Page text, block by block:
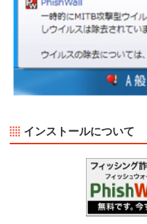
インストールについて